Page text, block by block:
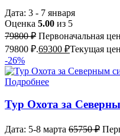
Дата: 3 - 7 января
Оценка 5.00 из 5
79800₽ Первоначальная
79800 ₽.69300 ₽Текущая
-26%
Подробнее
Тур Охота за
Дата: 5-8 марта 65750₽